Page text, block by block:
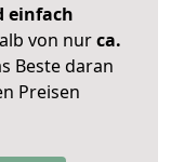
einfach
von nurca.
Beste daran
Preisen